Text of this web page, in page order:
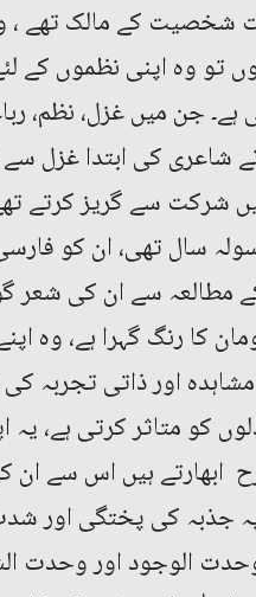
کے مالک تھے ،
تو وہ اپنی نظموں کے
جن میں غزل، نظم،
شاعری کی ابتدا غزل
شرکت سے گریز
سال تھی، ان کو
سے ان کی شعر
کا رنگ گہرا ہے، وہ
اور ذاتی تجربہ
کو متاثر کرتی ہے،
ابھارتے ہیں اس سے ان
جذبہ کی پختگی اور
الوجود اور وحدت